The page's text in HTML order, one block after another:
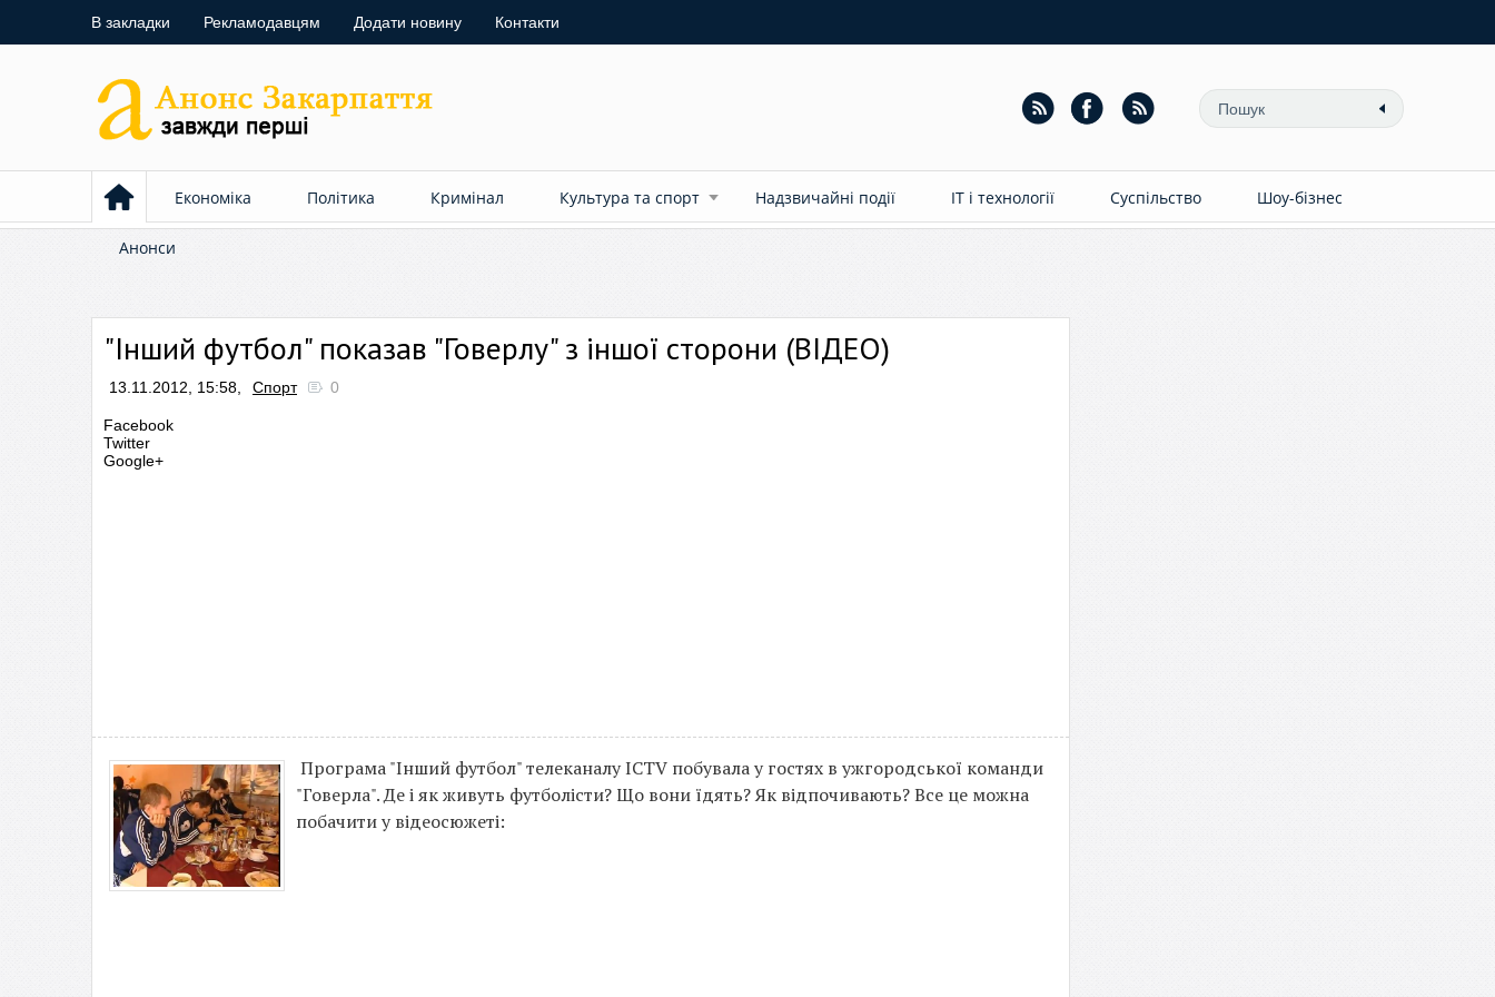
В закладки Рекламодавцям Додати новину Контакти
Економіка Політика Кримінал Культура та спорт Надзвичайні події ІТ і технології Суспільство Шоу-бізнес
Анонси
"Інший футбол" показав "Говерлу" з іншої сторони (ВІДЕО)
13.11.2012, 15:58, Спорт 0
Facebook
Twitter
Google+
Програма "Інший футбол" телеканалу ICTV побувала у гостях в ужгородської команди
"Говерла". Де і як живуть футболісти? Що вони їдять? Як відпочивають? Все це можна
побачити у відеосюжеті: